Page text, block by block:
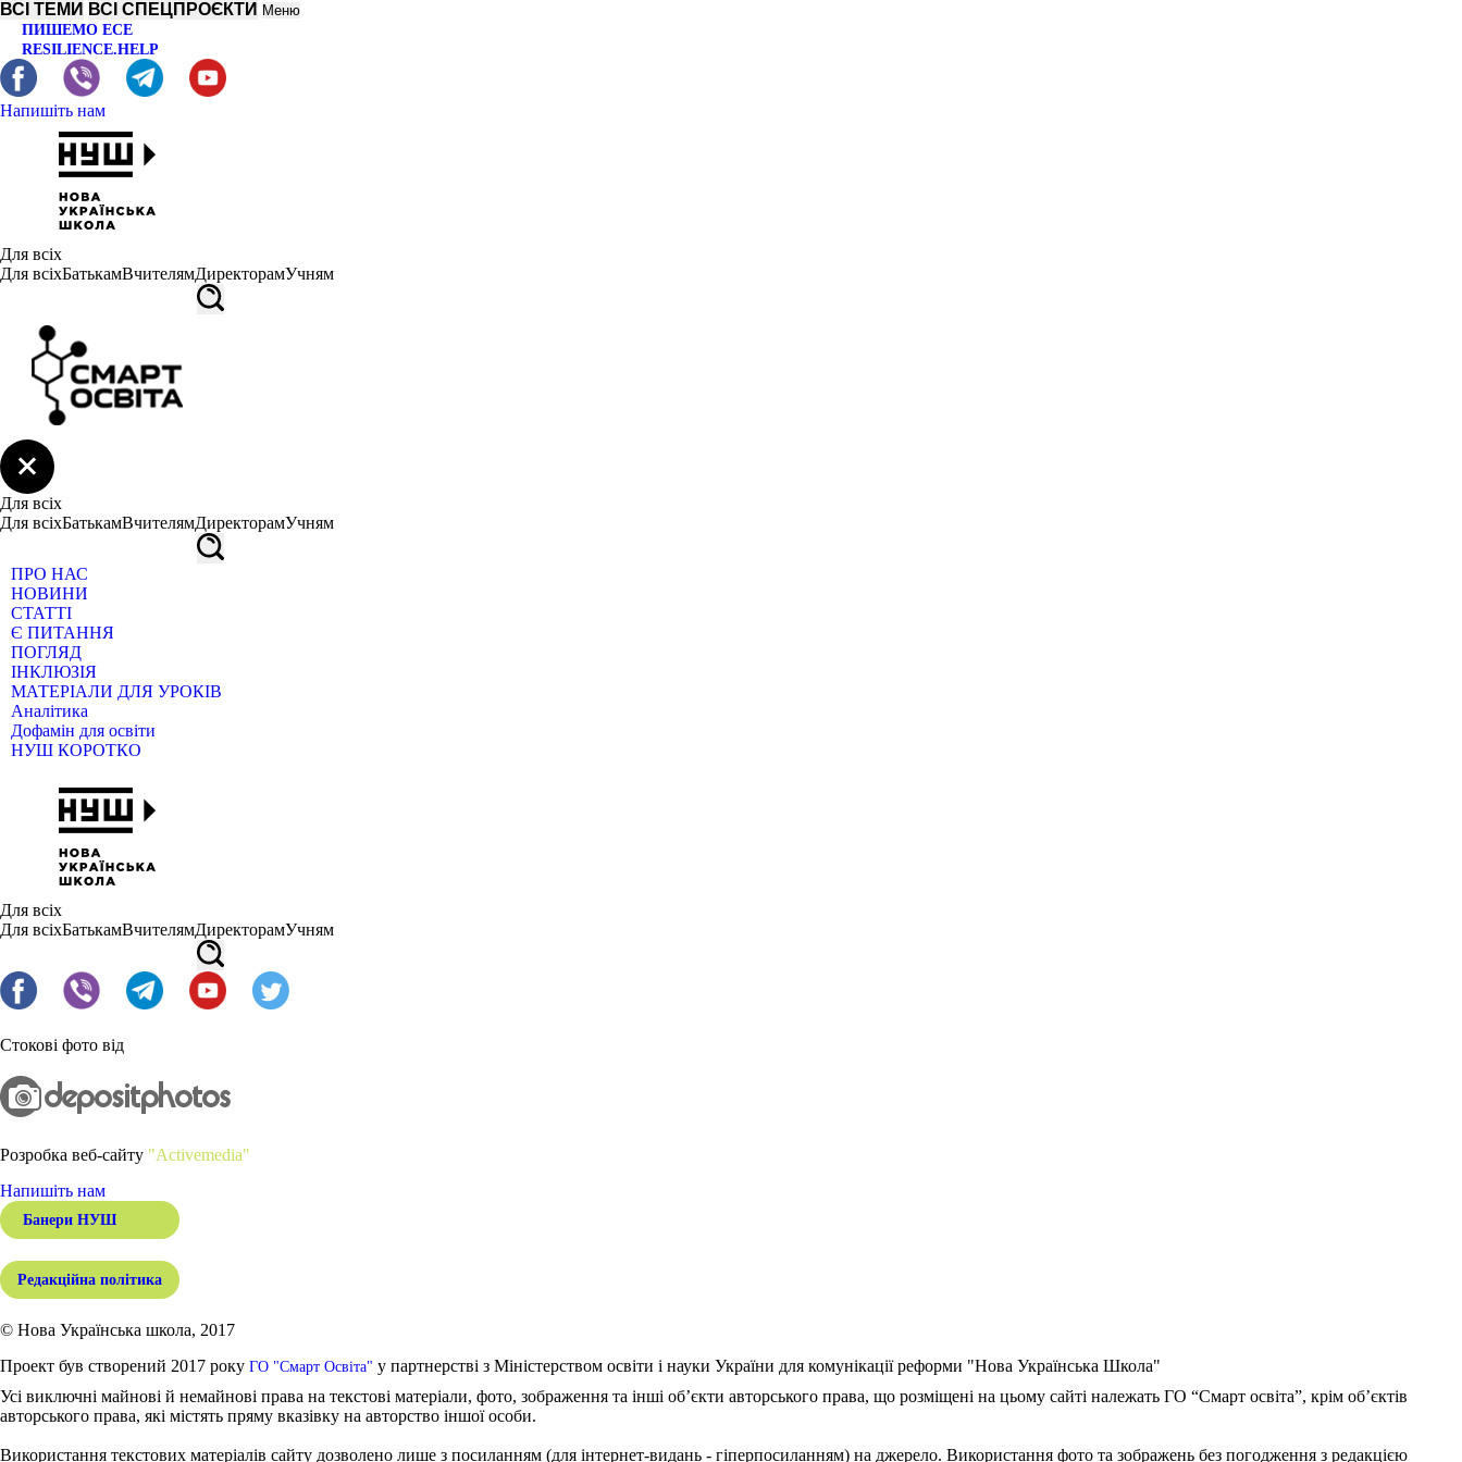
ВСІ ТЕМИ ВСІ СПЕЦПРОЄКТИ Меню
ПИШЕМО ЕСЕ
RESILIENCE.HELP
Напишіть нам
Для всіх
Для всіхБатькамВчителямДиректорамУчням
Для всіх
Для всіхБатькамВчителямДиректорамУчням
ПРО НАС
НОВИНИ
СТАТТІ
Є ПИТАННЯ
ПОГЛЯД
ІНКЛЮЗІЯ
МАТЕРІАЛИ ДЛЯ УРОКІВ
Аналітика
Дофамін для освіти
НУШ КОРОТКО
Для всіх
Для всіхБатькамВчителямДиректорамУчням
Стокові фото від
Розробка веб-сайту "Activemedia"
Напишіть нам
Банери НУШ
Редакційна політика
© Нова Українська школа, 2017
Проект був створений 2017 року ГО "Смарт Освіта" у партнерстві з Міністерством освіти і науки України для комунікації реформи "Нова Українська Школа"
Усі виключні майнові й немайнові права на текстові матеріали, фото, зображення та інші об’єкти авторського права, що розміщені на цьому сайті належать ГО “Смарт освіта”, крім об’єктів
авторського права, які містять пряму вказівку на авторство іншої особи.
Використання текстових матеріалів сайту дозволено лише з посиланням (для інтернет-видань - гіперпосиланням) на джерело. Використання фото та зображень без погодження з редакцією